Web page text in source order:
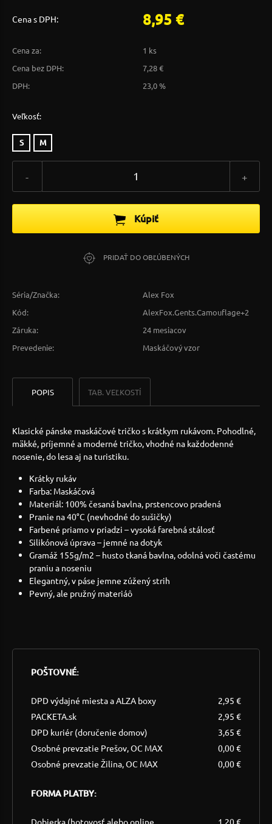
Cena s DPH: 8,95 €
Cena za:
1 ks
Cena bez DPH:
7,28 €
DPH:
23,0 %
Veľkosť:
S M
- +
Kúpiť
PRIDAŤ DO OBĽÚBENÝCH
Séria/Značka:
Alex Fox
Kód:
AlexFox.Gents.Camouflage+2
Záruka:
24 mesiacov
Prevedenie:
Maskáčový vzor
POPIS TAB. VEĽKOSTÍ
Klasické pánske maskáčové tričko s krátkym rukávom. Pohodlné,
mäkké, príjemné a moderné tričko, vhodné na každodenné
nosenie, do lesa aj na turistiku.
Krátky rukáv
Farba: Maskáčová
Materiál: 100% česaná bavlna, prstencovo pradená
Pranie na 40°C (nevhodné do sušičky)
Farbené priamo v priadzi – vysoká farebná stálosť
Silikónová úprava – jemné na dotyk
Gramáž 155g/m2 – husto tkaná bavlna, odolná voči častému
praniu a noseniu
Elegantný, v páse jemne zúžený strih
Pevný, ale pružný materiáô
POŠTOVNÉ:
DPD výdajné miesta a ALZA boxy
2,95 €
PACKETA.sk
2,95 €
DPD kuriér (doručenie domov)
3,65 €
Osobné prevzatie Prešov, OC MAX
0,00 €
Osobné prevzatie Žilina, OC MAX
0,00 €
FORMA PLATBY:
Dobierka (hotovosť alebo online 1,20 €